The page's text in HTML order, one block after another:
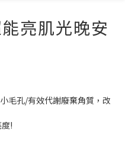
亮肌光晚安
毛孔/有效代謝廢棄角質，改
!